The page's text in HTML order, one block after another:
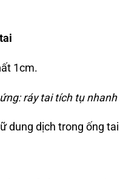
1cm.
ráy tai tích tụ
dung dịch trong ống